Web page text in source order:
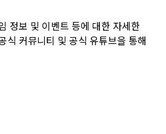
정보 및 이벤트 등에 대한 자세한
식 커뮤니티 및 공식 유튜브을 통해